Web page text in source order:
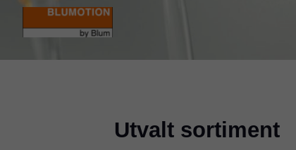
Utvalt sortiment